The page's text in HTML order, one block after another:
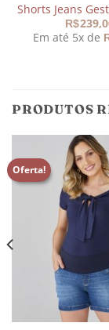
Shorts Jeans
R$
Em até 5x de
PRODUTOS
Oferta!